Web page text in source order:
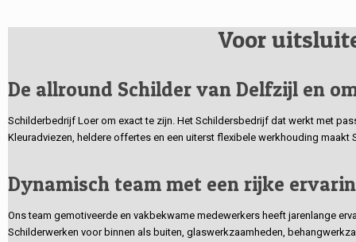
Voor
De allround Schilder van Delfzijl en
Schilderbedrijf Loer om exact te zijn. Het Schildersbedrijf dat werkt met
Kleuradviezen, heldere offertes en een uiterst flexibele werkhouding
Dynamisch team met een rijke
Ons team gemotiveerde en vakbekwame medewerkers heeft jarenlange
Schilderwerken voor binnen als buiten, glaswerkzaamheden,